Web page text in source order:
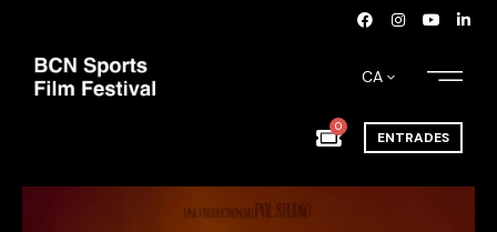
CA
0
ENTRADES